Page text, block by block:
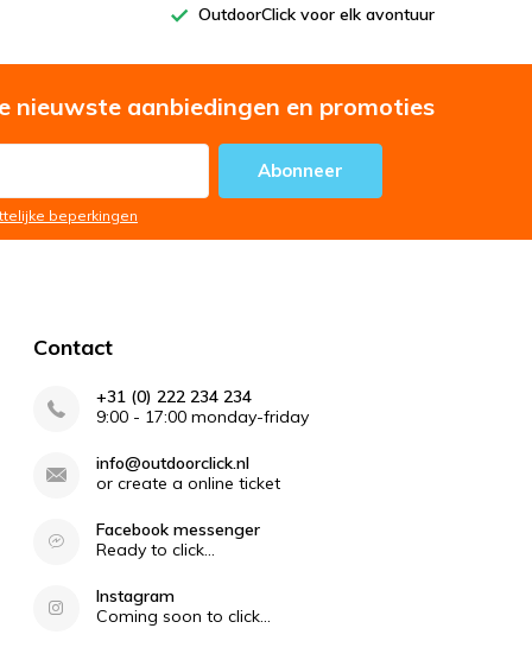
OutdoorClick voor elk avontuur
nieuwste aanbiedingen en promoties
Abonneer
beperkingen
Contact
+31 (0) 222 234 234
9:00 - 17:00 monday-friday
info@outdoorclick.nl
or create a online ticket
Facebook messenger
Ready to click...
Instagram
Coming soon to click...